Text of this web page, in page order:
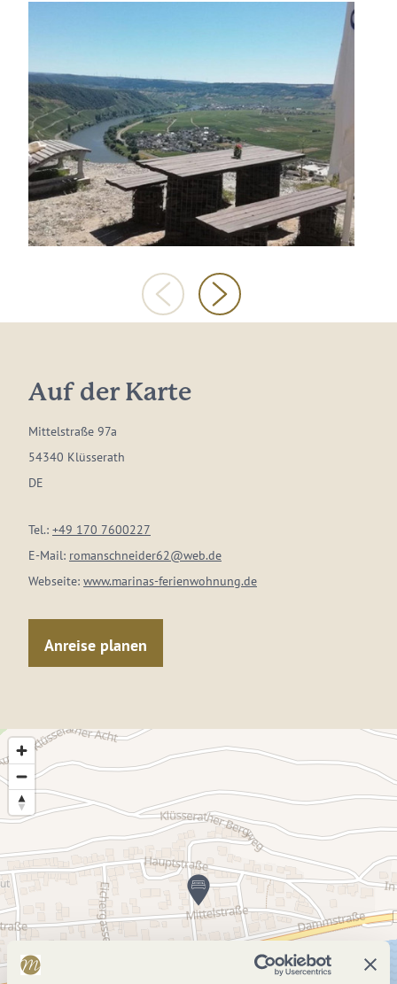
Auf der Karte
Mittelstraße 97a
54340 Klüsserath
DE
Tel.: +49 170 7600227
E-Mail: romanschneider62@web.de
Webseite: www.marinas-ferienwohnung.de
Anreise planen